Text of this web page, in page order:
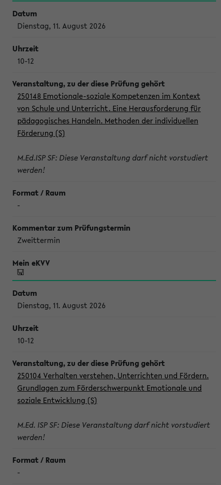
Dienstag, 11. August 2026
10-12
250148 Emotionale-soziale Kompetenzen im Kontext
von Schule und Unterricht. Eine Herausforderung für
pädagogisches Handeln. Methoden der individuellen
Förderung (S)
M.Ed.ISP SF: Diese Veranstaltung darf nicht vorstudiert
werden!
-
Zweittermin
Dienstag, 11. August 2026
10-12
250104 Verhalten verstehen, Unterrichten und Fördern.
Grundlagen zum Förderschwerpunkt Emotionale und
soziale Entwicklung (S)
M.Ed. ISP SF: Diese Veranstaltung darf nicht vorstudiert
werden!
-